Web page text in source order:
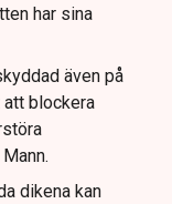
har sina
även på
att blockera
dikena kan